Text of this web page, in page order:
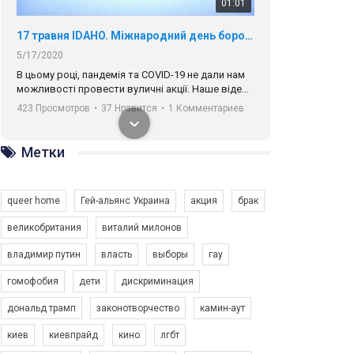
01:01
17 травня IDAHO. Міжнародний день боротьби з гомофобією трансфобією і біфобія.
5/17/2020
В цьому році, пандемія та COVІD-19 не дали нам
можливості провести вуличні акції. Наше відео-
звернення про те, що навіть коли ми у різних
містах та не можемо зустрінеться, ми разом. Ми
закликаємо всіх хто поділяє цінності рівності та
солідарності, приєднатися до нас. Регіональні
підрозділи ГАУ є в 16 областях України.
423 Просмотров • 37 Нравится • 1 Комментариев
Зупинимо насильство проти ЛГБТ в Україні! Stop violence against LGBT in Ukraine!
Емоційний та вражаючий промо-ролік на
Метки
queer home Гей-альянс Украина акция брак
великобритания виталий милонов
владимир путин власть выборы гау
гомофобия дети дискриминация
дональд трамп законотворчество камин-аут
киев киевпрайд кино лгбт